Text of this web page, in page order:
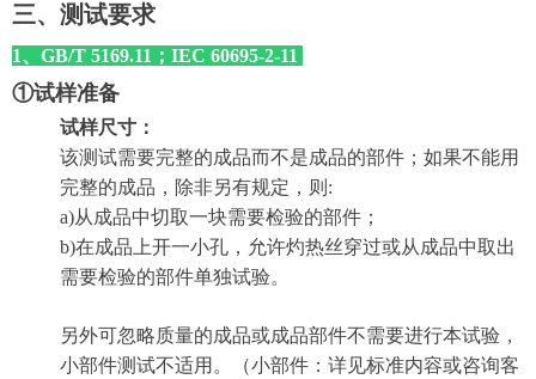
三、测试要求
1、GB/T 5169.11；IEC 60695-2-11
①试样准备
试样尺寸：
该测试需要完整的成品而不是成品的部件；如果不能用
完整的成品，除非另有规定，则:
a)从成品中切取一块需要检验的部件；
b)在成品上开一小孔，允许灼热丝穿过或从成品中取出
需要检验的部件单独试验。
另外可忽略质量的成品或成品部件不需要进行本试验，
小部件测试不适用。（小部件：详见标准内容或咨询客